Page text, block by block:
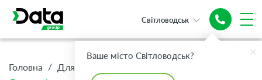
Ваше місто Світловодськ?
Світловодськ
Головна / Для Дому